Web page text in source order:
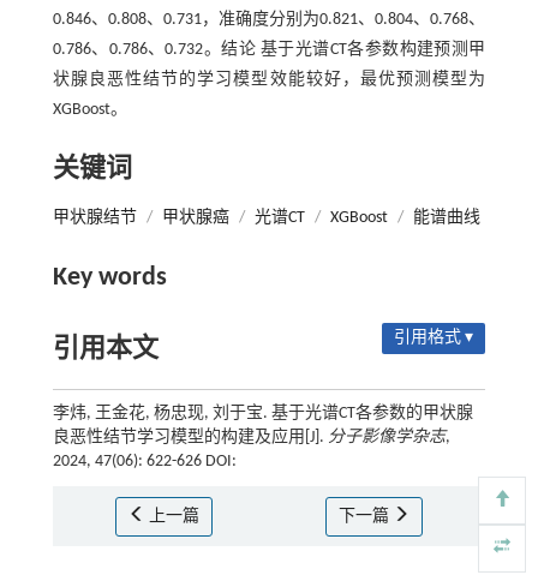
0.846、0.808、0.731，准确度分别为0.821、0.804、0.768、
0.786、0.786、0.732。结论 基于光谱CT各参数构建预测甲
状腺良恶性结节的学习模型效能较好，最优预测模型为
XGBoost。
关键词
甲状腺结节 / 甲状腺癌 / 光谱CT / XGBoost / 能谱曲线
Key words
引用本文 引用格式 ▾
李炜, 王金花, 杨忠现, 刘于宝. 基于光谱CT各参数的甲状腺
良恶性结节学习模型的构建及应用[J]. 分子影像学杂志,
2024, 47(06): 622-626 DOI:
上一篇 下一篇